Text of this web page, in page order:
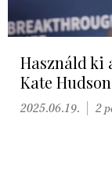
Használd ki
Kate
2025.06.19. 2